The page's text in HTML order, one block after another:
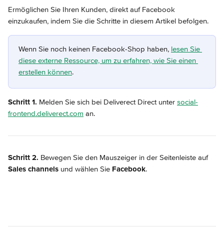
Ermöglichen Sie Ihren Kunden, direkt auf Facebook
einzukaufen, indem Sie die Schritte in diesem Artikel befolgen.
Wenn Sie noch keinen Facebook-Shop haben, lesen Sie
diese externe Ressource, um zu erfahren, wie Sie einen
erstellen können.
Schritt 1. Melden Sie sich bei Deliverect Direct unter social-
frontend.deliverect.com an.
Schritt 2. Bewegen Sie den Mauszeiger in der Seitenleiste auf
Sales channels und wählen Sie Facebook.